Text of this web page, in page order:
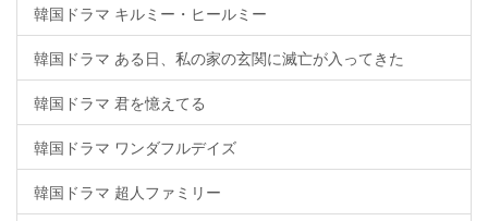
韓国ドラマ キルミー・ヒールミー
韓国ドラマ ある日、私の家の玄関に滅亡が入ってきた
韓国ドラマ 君を憶えてる
韓国ドラマ ワンダフルデイズ
韓国ドラマ 超人ファミリー